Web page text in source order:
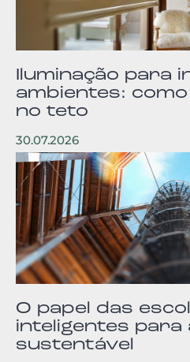
Iluminação para
ambientes:
no teto
30.07.2026
O papel das
inteligentes
sustentável